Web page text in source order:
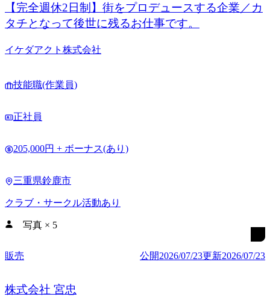
【完全週休2日制】街をプロデュースする企業／カ
タチとなって後世に残るお仕事です。
イケダアクト株式会社
技能職(作業員)
正社員
205,000円 + ボーナス(あり)
三重県鈴鹿市
クラブ・サークル活動あり
写真 × 5
販売 公開2026/07/23更新2026/07/23
株式会社 宮忠